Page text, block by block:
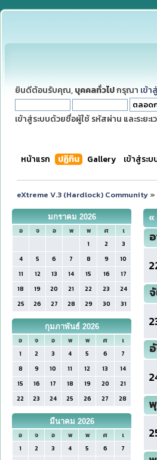
ยินดีต้อนรับคุณ, บุคคลทั่วไปกรุณา เข้า
เข้าสู่ระบบด้วยชื่อผู้ใช้ รหัสผ่าน และระยะเ
หน้าแรก ปฏิทิน Gallery เข้าสู่ระบ
eXtreme V.3 (Hardlock) Community»
มกราคม 2026
อ
จ อ พ พ ศ
เ
1
2
3
4
5 6 7 8 9
10
11
12 13 14 15 16
17
18
19 20 21 22 23
24
25
26 27 28 29 30 31
กุมภาพันธ์ 2026
อ
จ อ พ พ ศ
เ
1
2 3 4 5 6
7
8
9 10 11 12 13
14
15
16 17 18 19 20
21
22
23 24 25 26 27 28
มีนาคม 2026
อ
จ อ พ พ ศ
เ
1
2 3 4 5 6
7
«